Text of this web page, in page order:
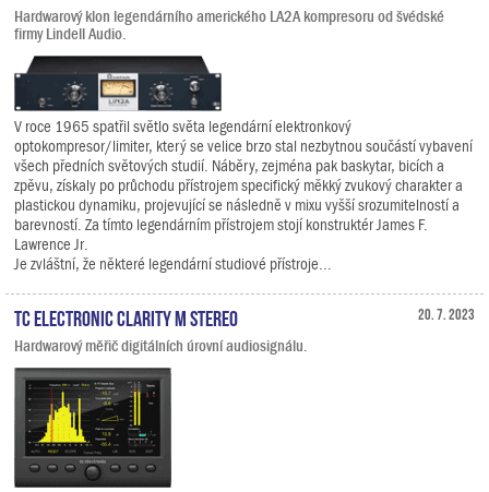
Hardwarový klon legendárního amerického LA2A kompresoru od švédské
firmy Lindell Audio.
V roce 1965 spatřil světlo světa legendární elektronkový
optokompresor/limiter, který se velice brzo stal nezbytnou součástí vybavení
všech předních světových studií. Náběry, zejména pak baskytar, bicích a
zpěvu, získaly po průchodu přístrojem specifický měkký zvukový charakter a
plastickou dynamiku, projevující se následně v mixu vyšší srozumitelností a
barevností. Za tímto legendárním přístrojem stojí konstruktér James F.
Lawrence Jr.
Je zvláštní, že některé legendární studiové přístroje...
20. 7. 2023
TC Electronic Clarity M Stereo
Hardwarový měřič digitálních úrovní audiosignálu.